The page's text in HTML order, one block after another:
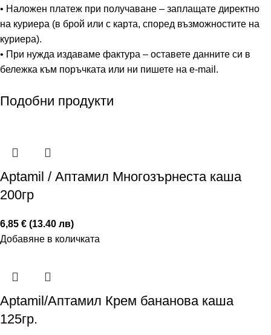
• Наложен платеж при получаване – заплащате директно
на куриера (в брой или с карта, според възможностите на
куриера).
• При нужда издаваме фактура – оставете данните си в
бележка към поръчката или ни пишете на e-mail.
Подобни продукти
Aptamil / Аптамил Многозърнеста каша
200гр
6,85 € (13.40 лв)
Добавяне в количката
Aptamil/Аптамил Крем бананова каша
125гр.